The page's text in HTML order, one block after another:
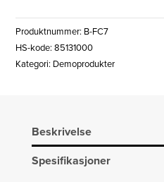
PERFORMANCE
LED
LYKT
(DEMO)
Produktnummer: B-FC7
HS-kode: 85131000
Kategori: Demoprodukter
Beskrivelse
Spesifikasjoner